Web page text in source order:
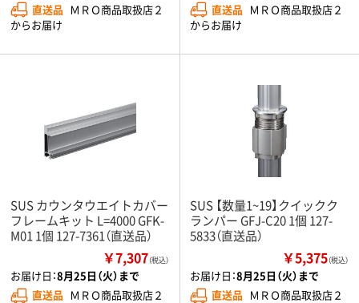
直送品 ＭＲＯ商品取扱店２
からお届け
直送品 ＭＲＯ商品取扱店２
からお届け
SUS カウンタウエイトカバー
フレームキット L=4000 GFK-
M01 1個 127-7361（直送品）
￥7,307（税込）
お届け日：8月25日（火）まで
直送品 ＭＲＯ商品取扱店２
SUS 【数量1~19】クイックク
ランパー GFJ-C20 1個 127-
5833（直送品）
￥5,375（税込）
お届け日：8月25日（火）まで
直送品 ＭＲＯ商品取扱店２